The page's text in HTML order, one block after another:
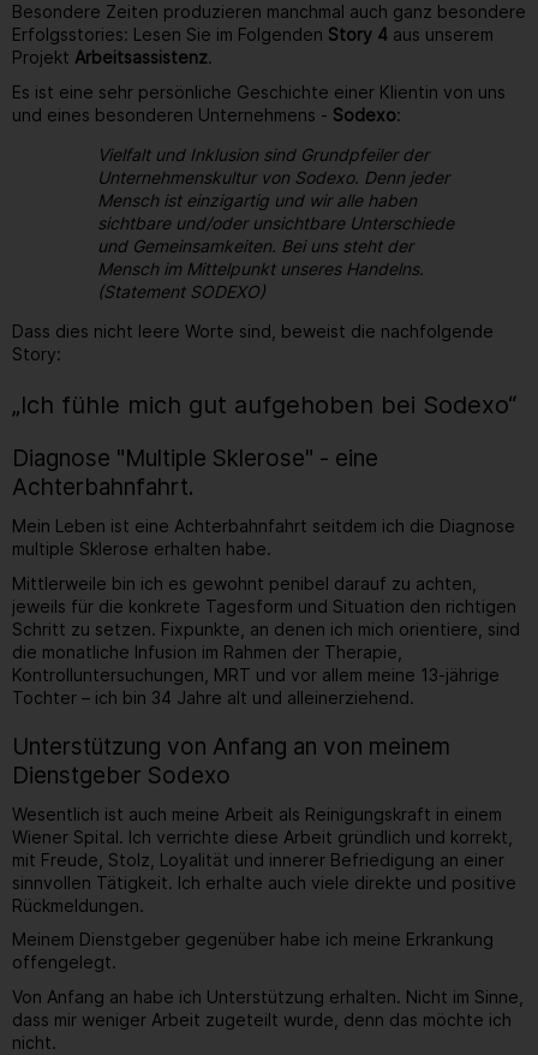
Besondere Zeiten produzieren manchmal auch ganz besondere
Erfolgsstories: Lesen Sie im Folgenden Story 4 aus unserem
Projekt Arbeitsassistenz.
Es ist eine sehr persönliche Geschichte einer Klientin von uns
und eines besonderen Unternehmens - Sodexo:
Vielfalt und Inklusion sind Grundpfeiler der
Unternehmenskultur von Sodexo. Denn jeder
Mensch ist einzigartig und wir alle haben
sichtbare und/oder unsichtbare Unterschiede
und Gemeinsamkeiten. Bei uns steht der
Mensch im Mittelpunkt unseres Handelns.
(Statement SODEXO)
Dass dies nicht leere Worte sind, beweist die nachfolgende
Story:
„Ich fühle mich gut aufgehoben bei Sodexo“
Diagnose "Multiple Sklerose" - eine
Achterbahnfahrt.
Mein Leben ist eine Achterbahnfahrt seitdem ich die Diagnose
multiple Sklerose erhalten habe.
Mittlerweile bin ich es gewohnt penibel darauf zu achten,
jeweils für die konkrete Tagesform und Situation den richtigen
Schritt zu setzen. Fixpunkte, an denen ich mich orientiere, sind
die monatliche Infusion im Rahmen der Therapie,
Kontrolluntersuchungen, MRT und vor allem meine 13-jährige
Tochter – ich bin 34 Jahre alt und alleinerziehend.
Unterstützung von Anfang an von meinem
Dienstgeber Sodexo
Wesentlich ist auch meine Arbeit als Reinigungskraft in einem
Wiener Spital. Ich verrichte diese Arbeit gründlich und korrekt,
mit Freude, Stolz, Loyalität und innerer Befriedigung an einer
sinnvollen Tätigkeit. Ich erhalte auch viele direkte und positive
Rückmeldungen.
Meinem Dienstgeber gegenüber habe ich meine Erkrankung
offengelegt.
Von Anfang an habe ich Unterstützung erhalten. Nicht im Sinne,
dass mir weniger Arbeit zugeteilt wurde, denn das möchte ich
nicht.